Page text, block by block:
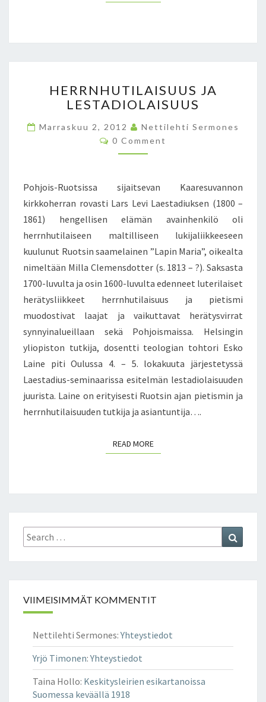
P
L
E
R
I
V
A
A
–
I
V
I
S
Y
K
S
E
N
U
U
R
I
N
P
E
S
E
A
I
D
E
P
O
A
J
P
E
E
J
H
T
A
V
T
M
A
A
L
M
A
N
V
A
T
J
A
A
A
M
R
N
H
U
I
A
I
S
U
S
J
A
L
E
S
T
A
D
I
L
I
S
S
HERRNHUTILAISUUS JA
LESTADIOLAISUUS
Marraskuu 2, 2012
Nettilehti Sermones
C
O
S
0 Comment
Pohjois-Ruotsissa sijaitsevan Kaaresuvannon
kirkkoherran rovasti Lars Levi Laestadiuksen (1800 –
1861) hengellisen elämän avainhenkilö oli
herrnhutilaiseen maltilliseen lukijaliikkeeseen
kuulunut Ruotsin saamelainen ”Lapin Maria”, oikealta
nimeltään Milla Clemensdotter (s. 1813 – ?). Saksasta
1700-luvulta ja osin 1600-luvulta edenneet luterilaiset
herätysliikkeet herrnhutilaisuus ja pietismi
muodostivat laajat ja vaikuttavat herätysvirrat
synnyinalueillaan sekä Pohjoismaissa. Helsingin
yliopiston tutkija, dosentti teologian tohtori Esko
Laine piti Oulussa 4. – 5. lokakuuta järjestetyssä
Laestadius-seminaarissa esitelmän lestadiolaisuuden
juurista. Laine on erityisesti Ruotsin ajan pietismin ja
herrnhutilaisuuden tutkija ja asiantuntija….
READ MOREREAD MORE
Search
for:
VIIMEISIMMÄT KOMMENTIT
Nettilehti Sermones:Yhteystiedot
Yrjö Timonen:Yhteystiedot
Taina Hollo: Keskitysleirien esikartanoissa
Suomessa keväällä 1918